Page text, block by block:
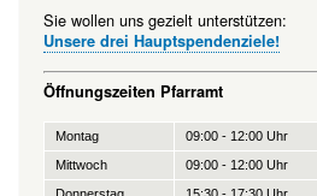
Sie wollen uns gezielt unterstützen:
Unsere drei Hauptspendenziele!
Öffnungszeiten Pfarramt
Montag
09:00 - 12:00 Uhr
Mittwoch
09:00 - 12:00 Uhr
Donnerstag
15:30 - 17:30 Uhr